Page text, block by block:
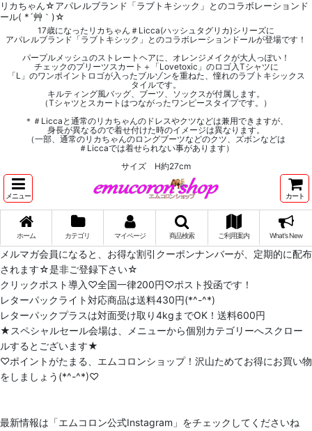
リカちゃん☆アパレルブランド「ラブトキシック」とのコラボレーションド
ール( *´艸｀)☆
17歳になったリカちゃん＃Licca(ハッシュタグリカ)シリーズに
アパレルブランド「ラブトキシック」とのコラボレーションドールが登場です！
パープルメッシュのストレートヘアに、オレンジメイクが大人っぽい！
チェックのプリーツスカート＋「Lovetoxic」のロゴ入Tシャツに
「L」のワンポイントロゴが入ったブルゾンを重ねた、憧れのラブトキシックス
タイルです。
キルティング風バッグ、ブーツ、ソックスが付属します。
（Tシャツとスカートはつながったワンピースタイプです。）
＊＃Liccaと通常のリカちゃんのドレスやクツなどは兼用できますが、
身長が異なるので着せ付けた時のイメージは異なります。
（一部、通常のリカちゃんのロングブーツなどのクツ、ズボンなどは
＃Liccaでは着せられない事があります）
サイズ H約27cm
メニュー カート
ホーム カテゴリ マイページ 商品検索 ご利用案内 What's New
メルマガ会員になると、お得な割引クーポンナンバーが、定期的に配布
されます☆是非ご登録下さい☆
クリックポスト導入♡全国一律200円♡ポスト投函です！
レターパックライト対応商品は送料430円(*^-^*)
レターパックプラスは対面受け取り4kgまでOK！送料600円
★スペシャルセール会場は、メニューから個別カテゴリーへスクロー
ルするとございます★
♡ポイントがたまる、エムコロンショップ！沢山ためてお得にお買い物
をしましょう(*^-^*)♡
最新情報は「エムコロン公式Instagram」をチェックしてくださいね